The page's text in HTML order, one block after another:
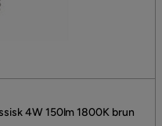
4W 150lm 1800K brun